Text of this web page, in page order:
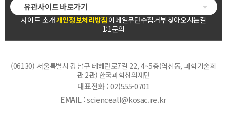
사이트 소개개인정보처리방침 이메일무단수집거부찾아오시는길
1:1문의
유관사이트 바로가기
(06130) 서울특별시 강남구 테헤란로7길 22, 4~5층(역삼동, 과학기술회
관 2관) 한국과학창의재단
대표전화 :02)555-0701
EMAIL :scienceall@kosac.re.kr